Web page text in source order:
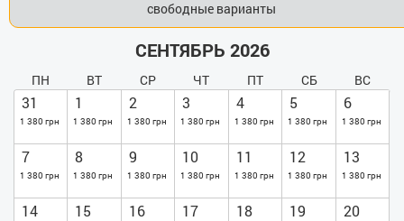
свободные варианты
СЕНТЯБРЬ 2026
ПН ВТ СР ЧТ ПТ СБ ВС
31
1 380 грн
1
1 380 грн
2
1 380 грн
3
1 380 грн
4
1 380 грн
5
1 380 грн
6
1 380 грн
7
1 380 грн
8
1 380 грн
9
1 380 грн
10
1 380 грн
11
1 380 грн
12
1 380 грн
13
1 380 грн
14 15 16 17 18 19 20